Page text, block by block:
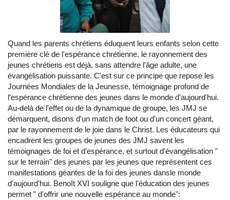
Quand les parents chrétiens éduquent leurs enfants selon cette
première clé de l'espérance chrétienne, le rayonnement des
jeunes chrétiens est déjà, sans attendre l'âge adulte, une
évangélisation puissante. C'est sur ce principe que repose les
Journées Mondiales de la Jeunesse, témoignage profond de
l'espérance chrétienne des jeunes dans le monde d'aujourd'hui.
Au-delà de l'effet ou de la dynamique de groupe, les JMJ se
démarquent, disons d'un match de foot ou d'un concert géant,
par le rayonnement de le joie dans le Christ. Les éducateurs qui
encadrent les groupes de jeunes des JMJ savent les
témoignages de foi et d'espérance, et surtout d'évangélisation "
sur le terrain" des jeunes par les jeunes que représentent ces
manifestations géantes de la foi des jeunes dansle monde
d'aujourd'hui. Benoît XVI souligne que l'éducation des jeunes
permet " d'offrir une nouvelle espérance au monde":